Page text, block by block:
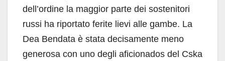
dell’ordine la maggior parte dei sostenitori
russi ha riportato ferite lievi alle gambe. La
Dea Bendata è stata decisamente meno
generosa con uno degli aficionados del Cska